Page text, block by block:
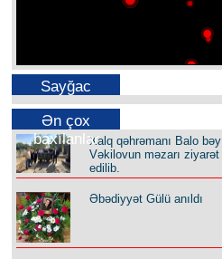
Sayğac
Ən çox
baxılanlarXalq qəhrəmanı Balo bəy
Vəkilovun məzarı ziyarət
edilib.
Əbədiyyət Gülü anıldı